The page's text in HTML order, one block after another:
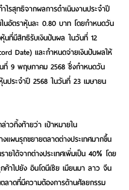
ไรสุทธิจากผลการดำเนินงานประจำปี
นอัตราหุ้นละ 0.80 บาท โดยกำหนดวัน
นที่มีสิทธิรับเงินปันผล ในวันที่ 12
Date) และกำหนดจ่ายเงินปันผลให้
ที่ 9 พฤษภาคม 2568 ซึ่งกำหนดวัน
ประจำปี 2568 ในวันที่ 23 เมษายน
าวทิ้งท้ายว่า เป้าหมายใน
แผนรุกขยายตลาดต่างประเทศมากขึ้น
ยได้จากต่างประเทศเพิ่มเป็น 40% โดย
ค้าไปยัง อินโดนีเซีย เมียนมา ลาว จีน
ลาดที่มีความต้องการด้านศัลยกรรม